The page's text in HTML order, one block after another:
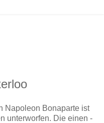
Napoleon Bonaparte ist
unterworfen. Die einen -